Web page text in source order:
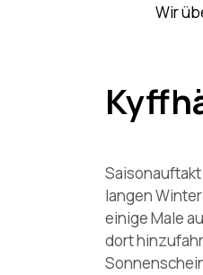
Wir
langen
einige Male
dort